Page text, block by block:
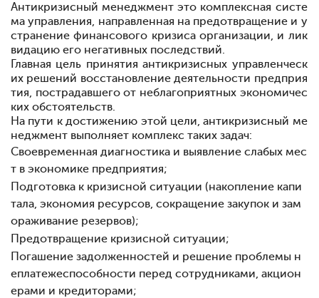
Антикризисный менеджментэто комплексная систе
ма управления, направленная на предотвращение и у
странение финансового кризиса организации, и лик
видацию его негативных последствий.
Главная цель принятия антикризисных управленческ
их решений восстановление деятельности предприя
тия, пострадавшего от неблагоприятных экономичес
ких обстоятельств.
На пути к достижению этой цели, антикризисный ме
неджмент выполняет комплекс таких задач:
Своевременная диагностика и выявление слабых мес
т в экономике предприятия;
Подготовка к кризисной ситуации (накопление капи
тала, экономия ресурсов, сокращение закупок и зам
ораживание резервов);
Предотвращение кризисной ситуации;
Погашение задолженностей и решение проблемы н
еплатежеспособности перед сотрудниками, акцион
ерами и кредиторами;